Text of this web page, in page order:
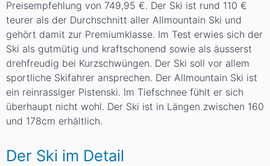
Preisempfehlung von 749,95 €. Der Ski ist rund 110 €
teurer als der Durchschnitt aller Allmountain Ski und
gehört damit zur Premiumklasse. Im Test erwies sich der
Ski als gutmütig und kraftschonend sowie als äusserst
drehfreudig bei Kurzschwüngen. Der Ski soll vor allem
sportliche Skifahrer ansprechen. Der Allmountain Ski ist
ein reinrassiger Pistenski. Im Tiefschnee fühlt er sich
überhaupt nicht wohl. Der Ski ist in Längen zwischen 160
und 178cm erhältlich.
Der Ski im Detail